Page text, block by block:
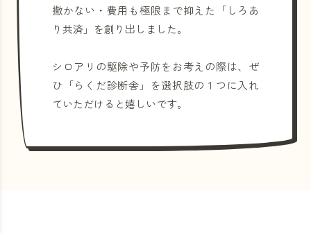
撒かない・費用も極限まで抑えた「しろあ
り共済」を創り出しました。
シロアリの駆除や予防をお考えの際は、ぜ
ひ「らくだ診断舎」を選択肢の１つに入れ
ていただけると嬉しいです。